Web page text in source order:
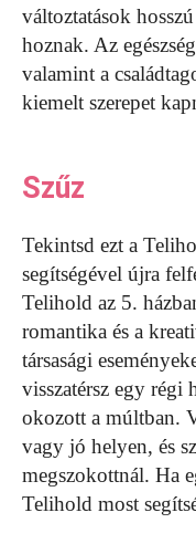
változtatások
hoznak. Az
valamint a
kiemelt szerepet
Szűz
Tekintsd ezt a
segítségével újra
Telihold az 5.
romantika és a
társasági
visszatérsz egy
okozott a múltban.
vagy jó helyen, és
megszokottnál. Ha
Telihold most